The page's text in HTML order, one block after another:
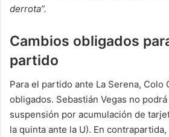
derrota”.
Cambios obligados
partido
Para el partido ante La Serena, Colo
obligados. Sebastián Vegas no
suspensión por acumulación de
la quinta ante la U). En